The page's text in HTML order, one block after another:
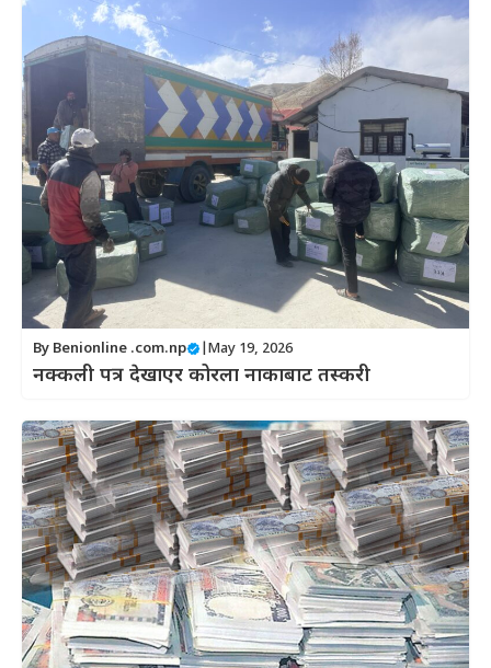
By Benionline .com.np May 19, 2026
नक्कली पत्र देखाएर कोरला नाकाबाट तस्करी